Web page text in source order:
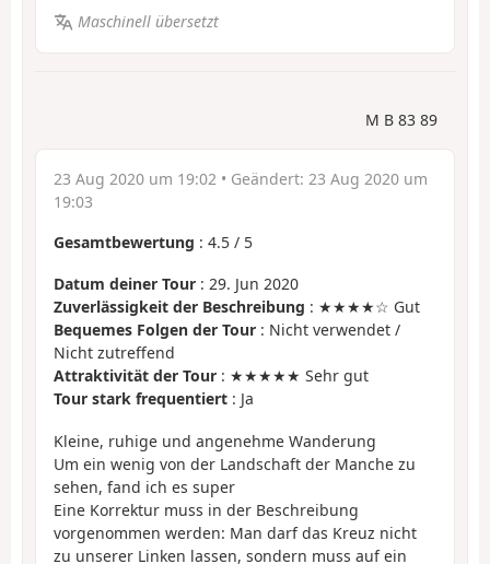
Maschinell übersetzt
M B 83 89
23 Aug 2020 um 19:02 • Geändert: 23 Aug 2020 um
19:03
Gesamtbewertung : 4.5 / 5
Datum deiner Tour : 29. Jun 2020
Zuverlässigkeit der Beschreibung : ★★★★☆ Gut
Bequemes Folgen der Tour : Nicht verwendet /
Nicht zutreffend
Attraktivität der Tour : ★★★★★ Sehr gut
Tour stark frequentiert : Ja
Kleine, ruhige und angenehme Wanderung
Um ein wenig von der Landschaft der Manche zu
sehen, fand ich es super
Eine Korrektur muss in der Beschreibung
vorgenommen werden: Man darf das Kreuz nicht
zu unserer Linken lassen, sondern muss auf ein